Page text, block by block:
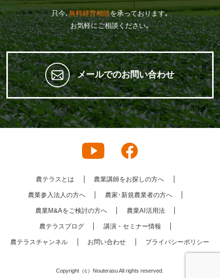
只今､無料経営相談を承っております｡
お気軽にご相談ください｡
メールでのお問い合わせ
農テラスとは 農業講師をお探しの方へ
農業参入法人の方へ 農家･新規農業者の方へ
農業M&Aをご検討の方へ 農業AI活用法
農テラスブログ 講演・セミナー情報
農テラスチャンネル お問い合わせ プライバシーポリシー
Copyright（c）Nouterasu All rights reserved.